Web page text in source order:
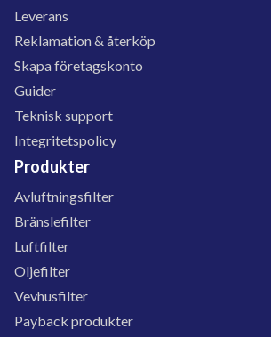
Leverans
Reklamation & återköp
Skapa företagskonto
Guider
Teknisk support
Integritetspolicy
Produkter
Avluftningsfilter
Bränslefilter
Luftfilter
Oljefilter
Vevhusfilter
Payback produkter